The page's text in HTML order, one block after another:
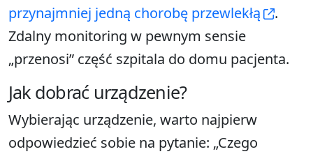
przynajmniej jedną chorobę przewlekłą
.
Zdalny monitoring w pewnym sensie
„przenosi” część szpitala do domu pacjenta.
Jak dobrać urządzenie?
Wybierając urządzenie, warto najpierw
odpowiedzieć sobie na pytanie: „Czego